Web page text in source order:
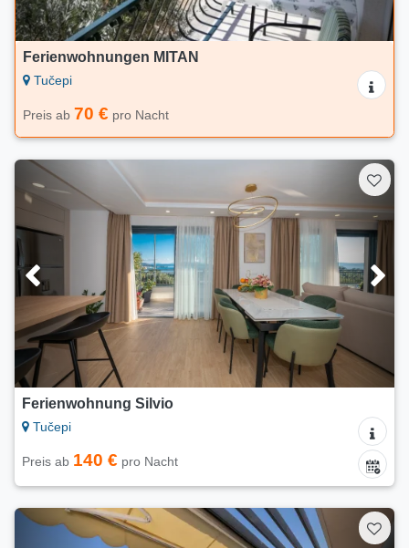
Ferienwohnungen MITAN
Tučepi
Preis ab 70 € pro Nacht
Ferienwohnung Silvio
Tučepi
Preis ab 140 € pro Nacht